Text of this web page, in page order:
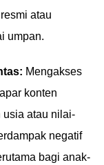
atau
umpan.
Mengakses
konten
usia atau nilai-
negatif
bagi anak-